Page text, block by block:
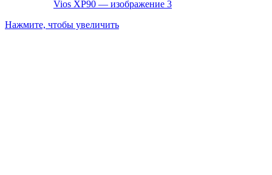
Нажмите, чтобы увеличить